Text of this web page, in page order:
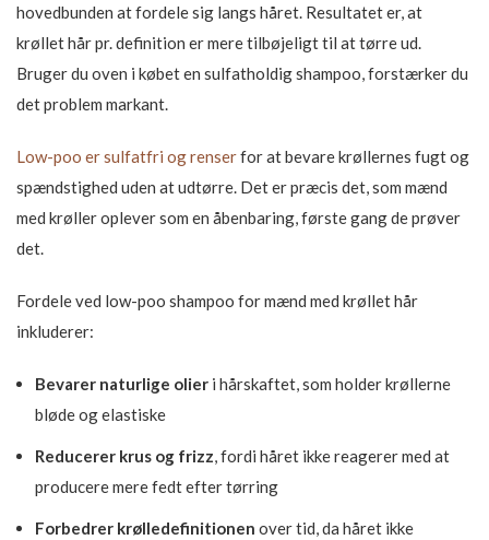
hovedbunden at fordele sig langs håret. Resultatet er, at
krøllet hår pr. definition er mere tilbøjeligt til at tørre ud.
Bruger du oven i købet en sulfatholdig shampoo, forstærker du
det problem markant.
Low-poo er sulfatfri og renserfor at bevare krøllernes fugt og
spændstighed uden at udtørre. Det er præcis det, som mænd
med krøller oplever som en åbenbaring, første gang de prøver
det.
Fordele ved low-poo shampoo for mænd med krøllet hår
inkluderer:
Bevarer naturlige olier i hårskaftet, som holder krøllerne
bløde og elastiske
Reducerer krus og frizz, fordi håret ikke reagerer med at
producere mere fedt efter tørring
Forbedrer krølledefinitionen over tid, da håret ikke